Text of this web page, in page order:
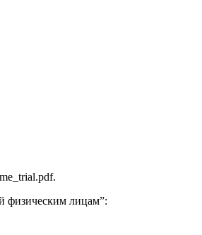
физическим лицам”: